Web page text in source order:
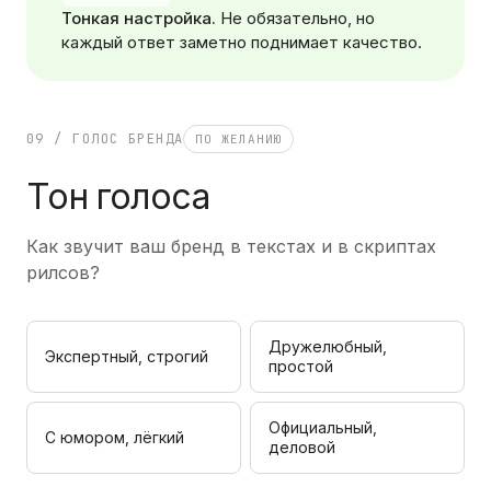
Тонкая настройка. Не обязательно, но
каждый ответ заметно поднимает качество.
09 / ГОЛОС БРЕНДА ПО ЖЕЛАНИЮ
Тон голоса
Как звучит ваш бренд в текстах и в скриптах
рилсов?
Экспертный, строгий
Дружелюбный,
простой
С юмором, лёгкий
Официальный,
деловой